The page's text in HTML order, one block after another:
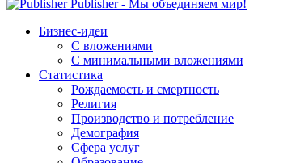
Publisher - Мы объединяем мир!
Бизнес-идеи
С вложениями
С минимальными вложениями
Статистика
Рождаемость и смертность
Религия
Производство и потребление
Демография
Сфера услуг